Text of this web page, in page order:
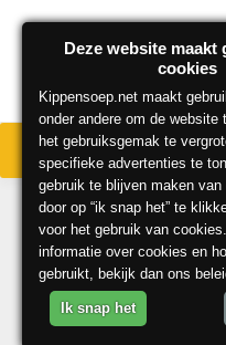
Home
Deze website maakt
cookies
Kippensoep.net maakt
onder andere om de website
het gebruiksgemak te
specifieke advertenties te
gebruik te blijven maken
door op “ik snap het” te
voor het gebruik van
informatie over cookies en
gebruikt, bekijk dan ons
Ik snap het